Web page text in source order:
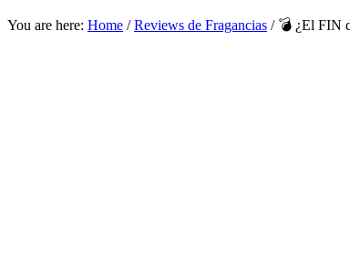
You are here: Home / Reviews de Fragancias /💣 ¿El FIN